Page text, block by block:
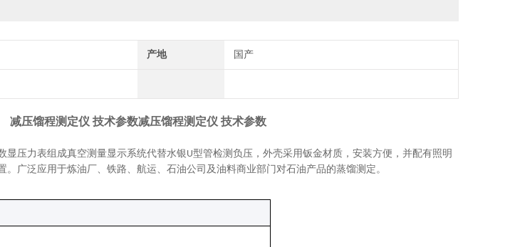
产地 国产
减压馏程测定仪 技术参数减压馏程测定仪 技术参数
显压力表组成真空测量显示系统代替水银U型管检测负压，外壳采用钣金材质，安装方便，并配有照明
广泛应用于炼油厂、铁路、航运、石油公司及油料商业部门对石油产品的蒸馏测定。